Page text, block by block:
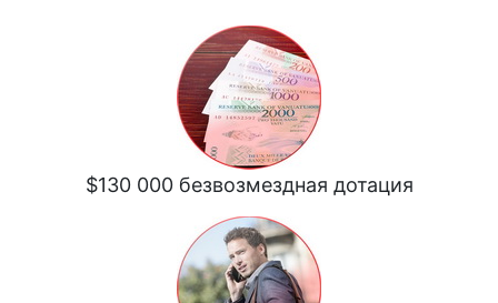
$130 000 безвозмездная дотация